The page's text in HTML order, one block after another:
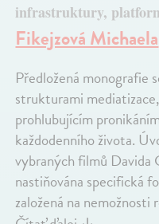
infrastruktury,
Fikejzová Michaela
Předložená monografie
strukturami
prohlubujícím
každodenního života.
vybraných filmů Davida
nastiňována specifická
založená na